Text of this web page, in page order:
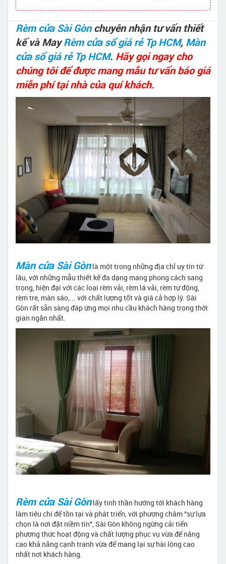
Rèm cửa Sài Gònchuyên nhận tư vấn thiết
kế và MayRèm cửa sổ giá rẻ Tp HCM, Màn
cửa sổ giá rẻ Tp HCM. Hãy gọi ngay cho
chúng tôi để được mang mẫu tư vấn báo giá
miễn phí tại nhà của quí khách.
Màn cửa Sài Gònlà một trong những địa chỉ uy tín từ
lâu, với những mẫu thiết kế đa dạng mang phong cách sang
trọng, hiện đại với các loại rèm vải, rèm lá vải, rèm tự động,
rèm tre, màn sáo,... với chất lượng tốt và giá cả hợp lý. Sài
Gòn rất sẵn sàng đáp ứng mọi nhu cầu khách hàng trong thời
gian ngắn nhất.
Rèm cửa Sài Gònlấy tinh thần hướng tới khách hàng
làm tiêu chí để tồn tại và phát triển, với phương châm "sự lựa
chọn là nơi đặt niềm tin", Sài Gòn không ngừng cải tiến
phương thức hoạt động và chất lượng phục vụ vừa để nâng
cao khả năng cạnh tranh vừa để mang lại sự hài lòng cao
nhất nơi khách hàng.